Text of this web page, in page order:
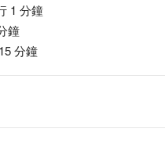
1 分鐘
鐘
分鐘